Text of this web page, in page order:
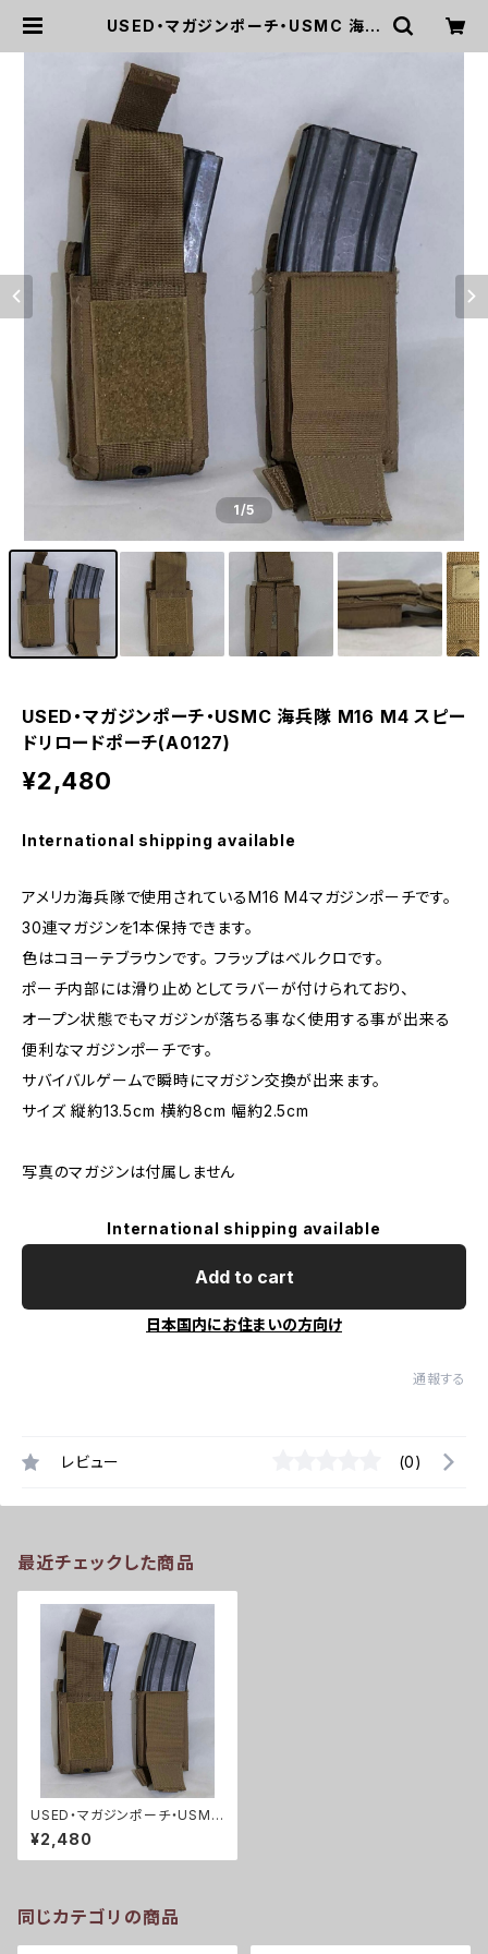
USED・マガジンポーチ・USMC 海兵
1/5
USED・マガジンポーチ・USMC 海兵隊 M16 M4 スピー
ドリロードポーチ(A0127)
¥2,480
International shipping available
アメリカ海兵隊で使用されているM16 M4マガジンポーチです。
30連マガジンを1本保持できます。
色はコヨーテブラウンです。 フラップはベルクロです。
ポーチ内部には滑り止めとしてラバーが付けられており、
オープン状態でもマガジンが落ちる事なく使用する事が出来る
便利なマガジンポーチです。
サバイバルゲームで瞬時にマガジン交換が出来ます。
サイズ 縦約13.5cm 横約8cm 幅約2.5cm
写真のマガジンは付属しません
International shipping available
Add to cart
日本国内にお住まいの方向け
通報する
レビュー (0)
最近チェックした商品
USED・マガジンポーチ・USMC
海兵隊 M16 M4 スピードリロ
ードポーチ(A0127)
¥2,480
同じカテゴリの商品